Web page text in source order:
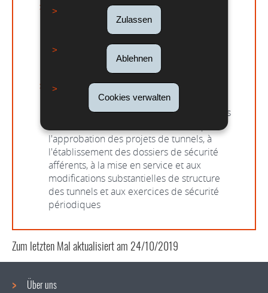
Zulassen
Ablehnen
Cookies verwalten
Loi du 21 novembre 2007
concernant les exigences de sécurité
minimales applicables à certains tunnels
routiers et modifiant la loi modifiée du 15
mai 1974 portant réorganisation de
l'Administration des ponts et chaussées
Règlement grand-ducal du 20 décembre
relatif aux mesures de sécurité applicables
l'approbation des projets de tunnels, à
l'établissement des dossiers de sécurité
afférents, à la mise en service et aux
modifications substantielles de structure
des tunnels et aux exercices de sécurité
périodiques
Zum letzten Mal aktualisiert am 24/10/2019
Über uns